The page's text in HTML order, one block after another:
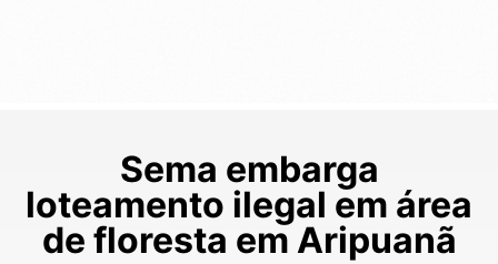
Sema embarga
loteamento ilegal em área
de floresta em Aripuanã